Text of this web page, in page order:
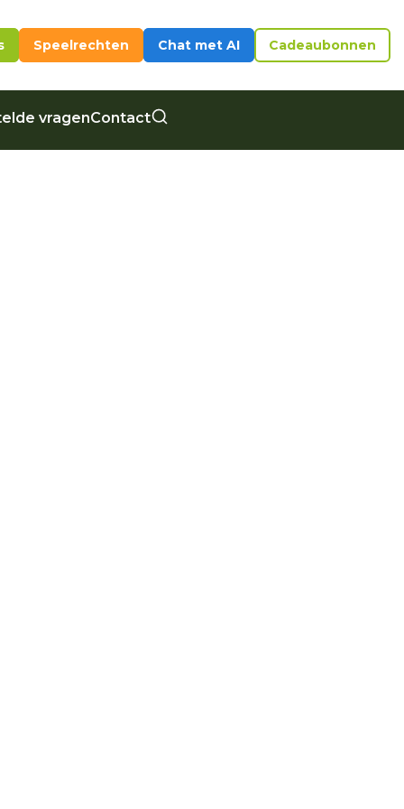
Speelrechten Chat met AI Cadeaubonnen
vragenContact